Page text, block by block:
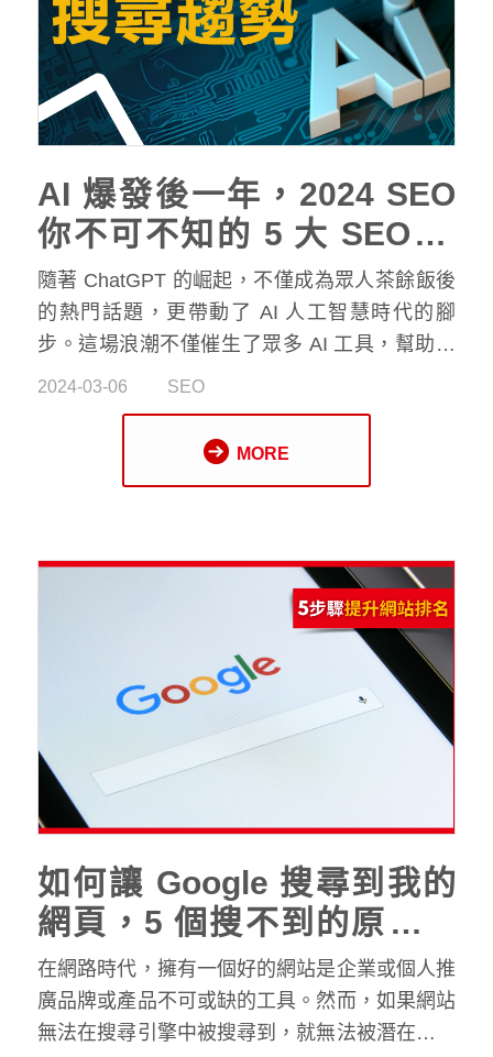
AI 爆發後一年，2024 SEO
你不可不知的 5 大 SEO 行
銷趨勢
隨著 ChatGPT 的崛起，不僅成為眾人茶餘飯後
的熱門話題，更帶動了 AI 人工智慧時代的腳
步。這場浪潮不僅催生了眾多 AI 工具，幫助我
們快速解決工作與生活上的種種挑戰，同時也在
SEO 領域帶來了翻天覆地的變革。在 AI 時代，
SEO 將迎來哪些新趨勢？今天要來跟大家分享
2024-03-06 SEO
MORE
如何讓 Google 搜尋到我的
網頁，5 個搜不到的原因與
解決方法
在網路時代，擁有一個好的網站是企業或個人推
廣品牌或產品不可或缺的工具。然而，如果網站
無法在搜尋引擎中被搜尋到，就無法被潛在客戶